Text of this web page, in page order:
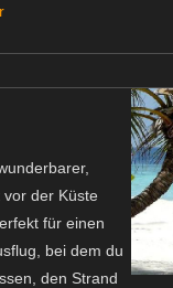
der Küste
für einen
bei dem du
den Strand